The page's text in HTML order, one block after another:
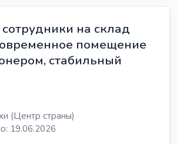
на склад
помещение
стабильный
(Центр страны)
19.06.2026